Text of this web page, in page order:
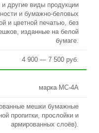
другие виды продукции
и бумажно-беловых
и цветной печатью, без
изданные на белой
бумаге.
4 900 — 7 500 руб.
марка МС-4А
мешки бумажные
пропитки, прослойки и
армированных слоёв).